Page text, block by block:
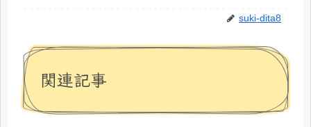
suki-dita8
関連記事